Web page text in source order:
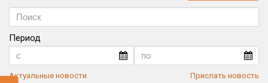
Период
Актуальные новости Прислать новость